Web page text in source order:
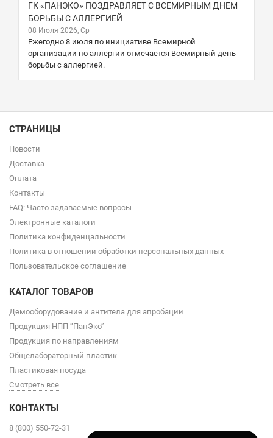
ГК «ПАНЭКО» ПОЗДРАВЛЯЕТ С ВСЕМИРНЫМ ДНЕМ
БОРЬБЫ С АЛЛЕРГИЕЙ
08 Июля 2026, Ср
Ежегодно 8 июля по инициативе Всемирной
организации по аллергии отмечается Всемирный день
борьбы с аллергией.
СТРАНИЦЫ
Новости
Доставка
Оплата
Контакты
FAQ: Часто задаваемые вопросы
Электронные каталоги
Политика конфиденцальности
Политика в отношении обработки персональных данных
Пользовательское соглашение
КАТАЛОГ ТОВАРОВ
Демооборудование и антитела для апробации
Продукция НПП “ПанЭко”
Продукция по направлениям
Общелабораторный пластик
Пластиковая посуда
Смотреть все
КОНТАКТЫ
8 (800) 550-72-31